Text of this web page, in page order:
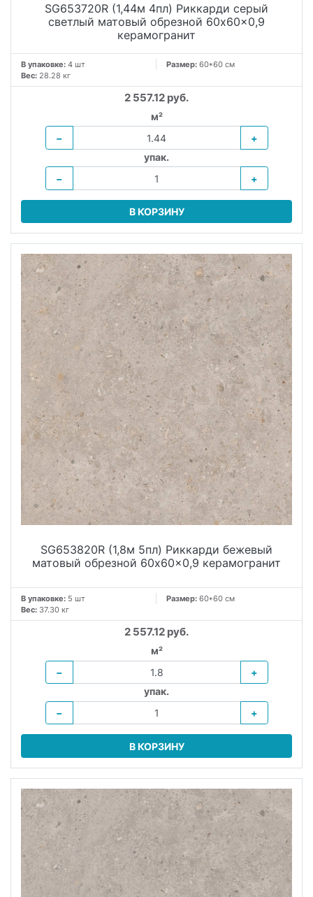
SG653720R (1,44м 4пл) Риккарди серый
светлый матовый обрезной 60x60x0,9
керамогранит
В упаковке: 4 шт Размер: 60*60 см
Вес: 28.28 кг
2 557.12 руб.
м²
−
+
упак.
−
+
В КОРЗИНУ
SG653820R (1,8м 5пл) Риккарди бежевый
матовый обрезной 60x60x0,9 керамогранит
В упаковке: 5 шт Размер: 60*60 см
Вес: 37.30 кг
2 557.12 руб.
м²
−
+
упак.
−
+
В КОРЗИНУ